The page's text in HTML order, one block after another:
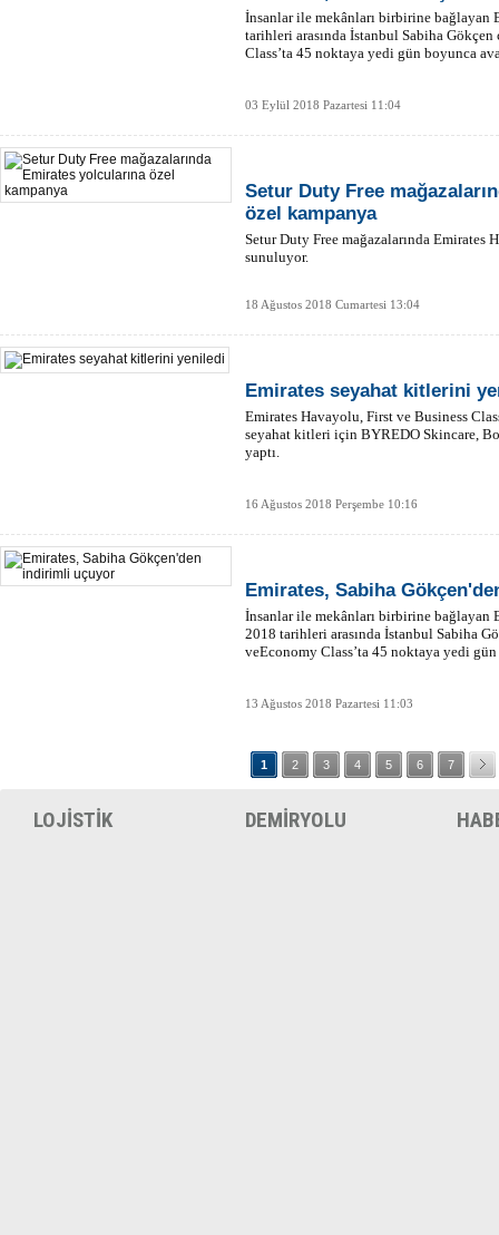
İnsanlar ile mekânları birbirine
tarihleri arasında İstanbul Sabiha Gökçen
Class’ta 45 noktaya yedi gün boyunca
03 Eylül 2018 Pazartesi 11:04
Setur Duty Free
özel kampanya
Setur Duty Free mağazalarında Emirates
sunuluyor.
18 Ağustos 2018 Cumartesi 13:04
Emirates seyahat kitlerini
Emirates Havayolu, First ve Business
seyahat kitleri için BYREDO Skincare,
yaptı.
16 Ağustos 2018 Perşembe 10:16
Emirates, Sabiha
İnsanlar ile mekânları birbirine bağlayan
2018 tarihleri arasında İstanbul Sabiha
veEconomy Class’ta 45 noktaya yedi
13 Ağustos 2018 Pazartesi 11:03
1 2 3 4 5 6 7
LOJİSTİK DEMİRYOLU